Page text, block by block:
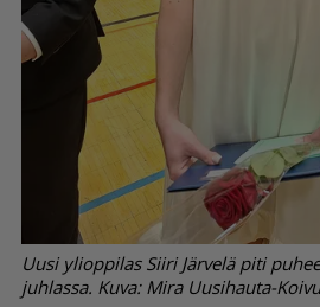
Uusi ylioppilas Siiri Järvelä piti
juhlassa. Kuva: Mira Uusihauta-Koivu